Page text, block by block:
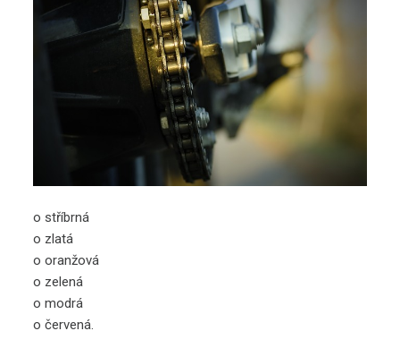
o stříbrná
o zlatá
o oranžová
o zelená
o modrá
o červená.